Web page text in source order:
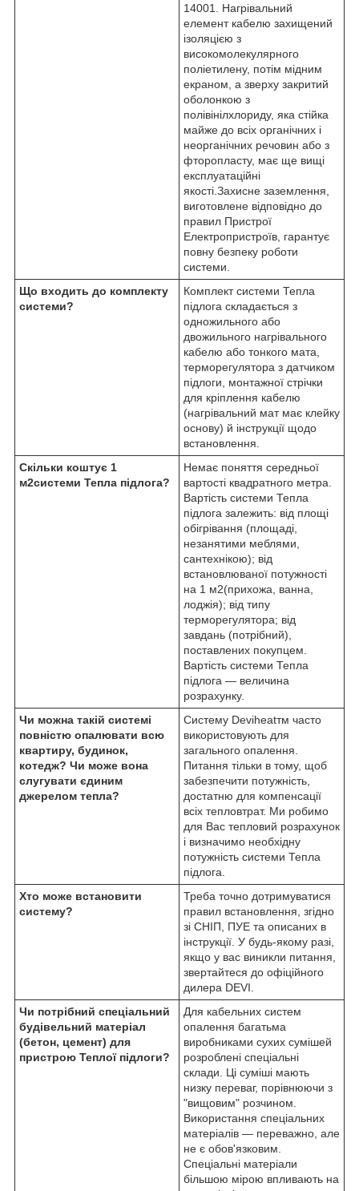
14001. Нагрівальний
елемент кабелю захищений
ізоляцією з
високомолекулярного
поліетилену, потім мідним
екраном, а зверху закритий
оболонкою з
полівінілхлориду, яка стійка
майже до всіх органічних і
неорганічних речовин або з
фторопласту, має ще вищі
експлуатаційні
якості. Захисне заземлення,
виготовлене відповідно до
правил Пристрої
Електропристроїв, гарантує
повну безпеку роботи
системи.
Що входить до комплекту
системи?
Комплект системи Тепла
підлога складається з
одножильного або
двожильного нагрівального
кабелю або тонкого мата,
терморегулятора з датчиком
підлоги, монтажної стрічки
для кріплення кабелю
(нагрівальний мат має клейку
основу) й інструкції щодо
встановлення.
Скільки коштує 1
м2системи Тепла підлога?
Немає поняття середньої
вартості квадратного метра.
Вартість системи Тепла
підлога залежить: від площі
обігрівання (площаді,
незанятими меблями,
сантехнікою); від
встановлюваної потужності
на 1 м2(прихожа, ванна,
лоджія); від типу
терморегулятора; від
завдань (потрібний),
поставлених покупцем.
Вартість системи Тепла
підлога — величина
розрахунку.
Чи можна такій системі
повністю опалювати всю
квартиру, будинок,
котедж? Чи може вона
слугувати єдиним
джерелом тепла?
Систему Deviheatтм часто
використовують для
загального опалення.
Питання тільки в тому, щоб
забезпечити потужність,
достатню для компенсації
всіх тепловтрат. Ми робимо
для Вас тепловий розрахунок
і визначимо необхідну
потужність системи Тепла
підлога.
Хто може встановити
систему?
Треба точно дотримуватися
правил встановлення, згідно
зі СНІП, ПУЕ та описаних в
інструкції. У будь-якому разі,
якщо у вас виникли питання,
звертайтеся до офіційного
дилера DEVI.
Чи потрібний спеціальний
будівельний матеріал
(бетон, цемент) для
пристрою Теплої підлоги?
Для кабельних систем
опалення багатьма
виробниками сухих сумішей
розроблені спеціальні
склади. Ці суміші мають
низку переваг, порівнюючи з
"вищовим" розчином.
Використання спеціальних
матеріалів — переважно, але
не є обов'язковим.
Спеціальні матеріали
більшою мірою впливають на